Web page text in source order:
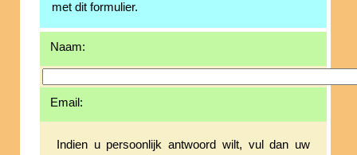
met dit formulier.
Naam:
Email:
Indien u persoonlijk antwoord wilt, vul dan uw